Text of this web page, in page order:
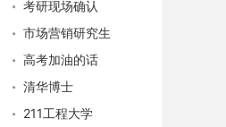
考研现场确认
市场营销研究生
高考加油的话
清华博士
211工程大学